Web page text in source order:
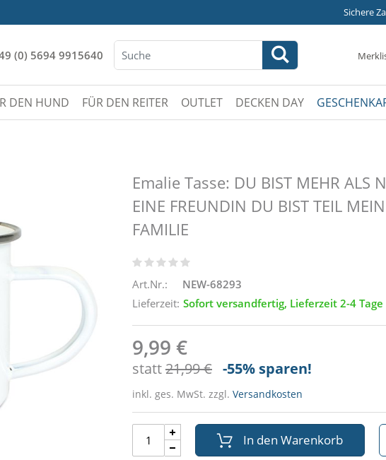
Sichere
(0) 5694 9915640
DEN HUND FÜR DEN REITER OUTLET DECKEN DAY
Emalie Tasse: DU BIST MEHR ALS
EINE FREUNDIN DU BIST TEIL
FAMILIE
Art.Nr.:
NEW-68293
Lieferzeit: Sofort versandfertig, Lieferzeit 2-4 Tage
9,99 €
statt21,99 € -55% sparen!
inkl. ges. MwSt. zzgl. Versandkosten
In den Warenkorb